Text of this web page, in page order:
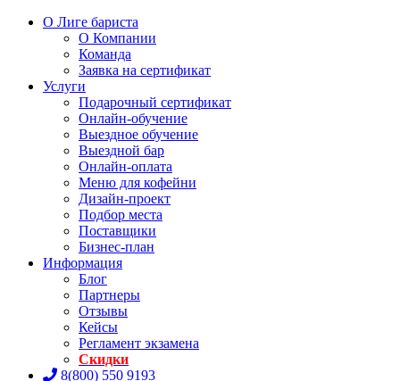
О Лиге бариста
О Компании
Команда
Заявка на сертификат
Услуги
Подарочный сертификат
Онлайн-обучение
Выездное обучение
Выездной бар
Онлайн-оплата
Меню для кофейни
Дизайн-проект
Подбор места
Поставщики
Бизнес-план
Информация
Блог
Партнеры
Отзывы
Кейсы
Регламент экзамена
Скидки
8(800) 550 9193